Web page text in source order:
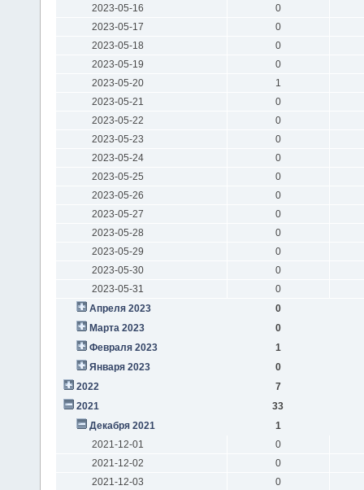
2023-05-16
0
2023-05-17
0
2023-05-18
0
2023-05-19
0
2023-05-20
1
2023-05-21
0
2023-05-22
0
2023-05-23
0
2023-05-24
0
2023-05-25
0
2023-05-26
0
2023-05-27
0
2023-05-28
0
2023-05-29
0
2023-05-30
0
2023-05-31
0
Апреля 2023
0
Марта 2023
0
Февраля 2023
1
Января 2023
0
2022
7
2021
33
Декабря 2021
1
2021-12-01
0
2021-12-02
0
2021-12-03
0